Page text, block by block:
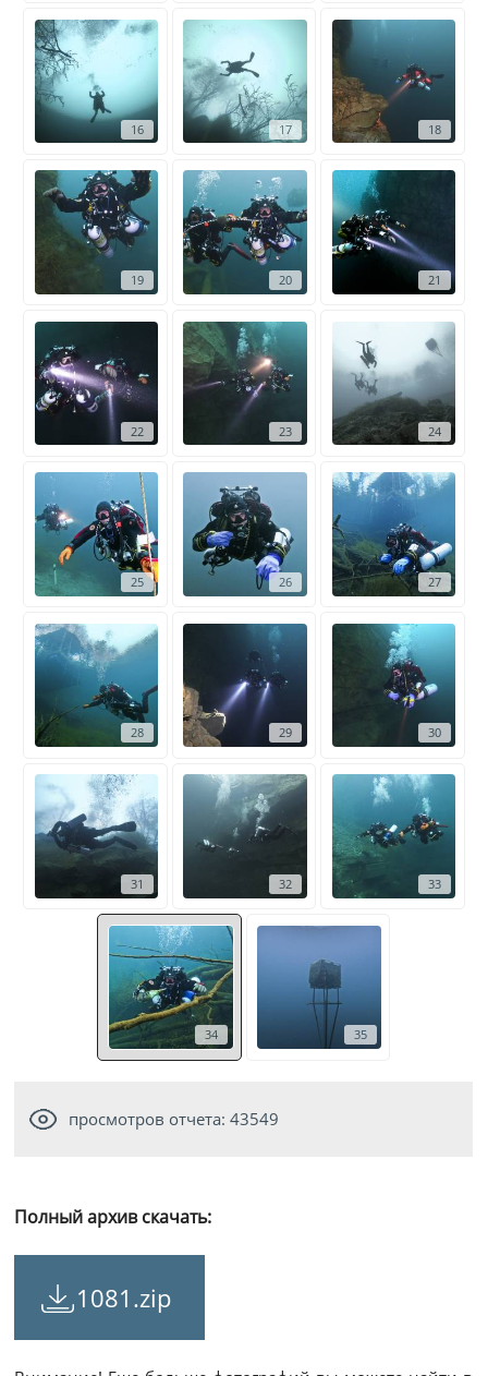
16 17 18
19 20 21
22 23 24
25 26 27
28 29 30
31 32 33
34 35
просмотров отчета: 43549
Полный архив скачать:
1081.zip